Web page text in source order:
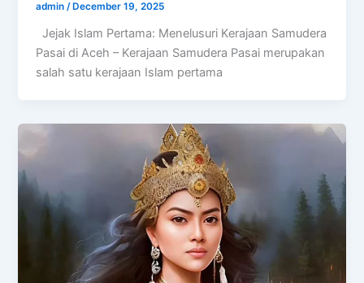
admin/ December 19, 2025
Jejak Islam Pertama: Menelusuri Kerajaan Samudera
Pasai di Aceh – Kerajaan Samudera Pasai merupakan
salah satu kerajaan Islam pertama